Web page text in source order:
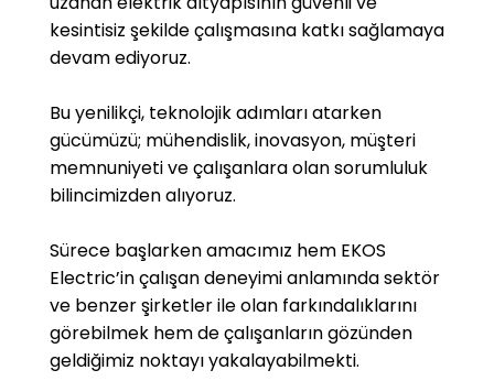
kesintisiz şekilde çalışmasına katkı sağlamaya
devam ediyoruz.
Bu yenilikçi, teknolojik adımları atarken
gücümüzü; mühendislik, inovasyon, müşteri
memnuniyeti ve çalışanlara olan sorumluluk
bilincimizden alıyoruz.
Sürece başlarken amacımız hem EKOS
Electric’in çalışan deneyimi anlamında sektör
ve benzer şirketler ile olan farkındalıklarını
görebilmek hem de çalışanların gözünden
geldiğimiz noktayı yakalayabilmekti.